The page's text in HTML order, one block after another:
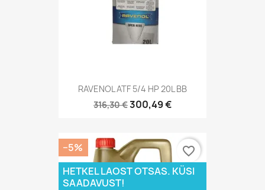
RAVENOL ATF 5/4 HP 20L BB
316,30 €300,49 €
−5%
HETKEL LAOST OTSAS. KÜSI
SAADAVUST!
favorite_border